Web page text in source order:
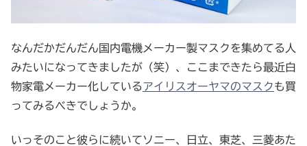
なんだかだんだん国内電機メーカー製マスクを集めてる人
みたいになってきましたが（笑）、ここまできたら最近白
物家電メーカー化しているアイリスオーヤマのマスクも買
ってみるべきでしょうか。
いっそのこと彼らに続いてソニー、日立、東芝、三菱あた